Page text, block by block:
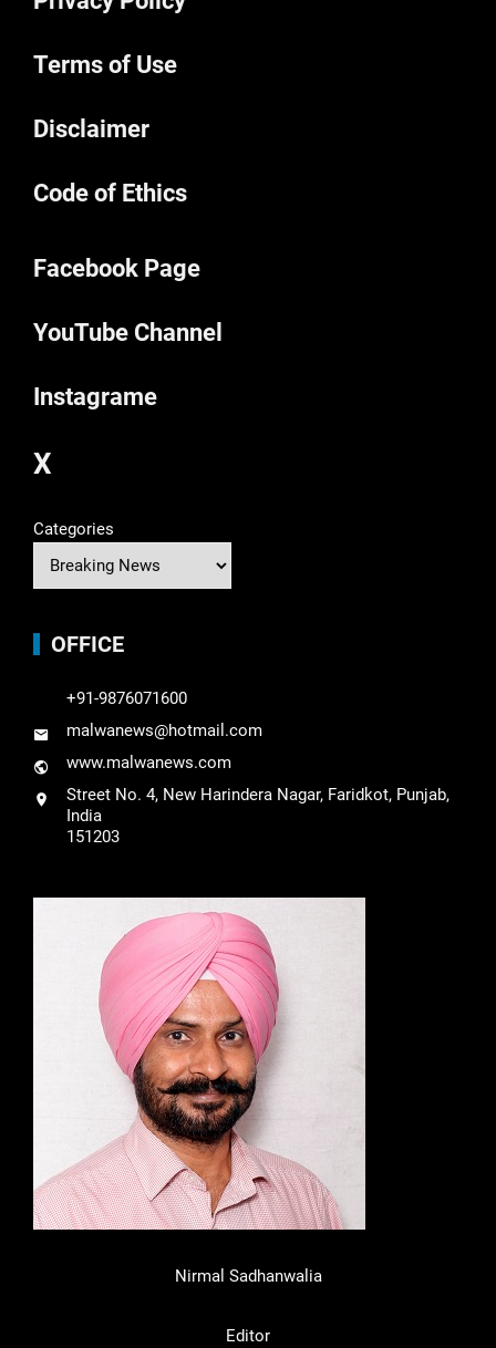
Terms of Use
Disclaimer
Code of Ethics
Facebook Page
YouTube Channel
Instagrame
X
Categories
OFFICE
+91-9876071600
malwanews@hotmail.com
www.malwanews.com
Street No. 4, New Harindera Nagar, Faridkot, Punjab,
India
151203
Nirmal Sadhanwalia
Editor